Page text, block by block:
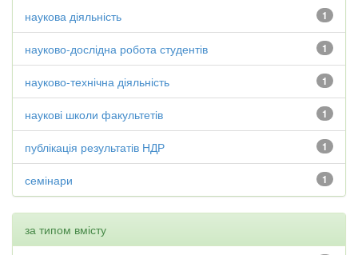
1
наукова діяльність
1
науково-дослідна робота студентів
1
науково-технічна діяльність
1
наукові школи факультетів
1
публікація результатів НДР
1
семінари
за типом вмісту